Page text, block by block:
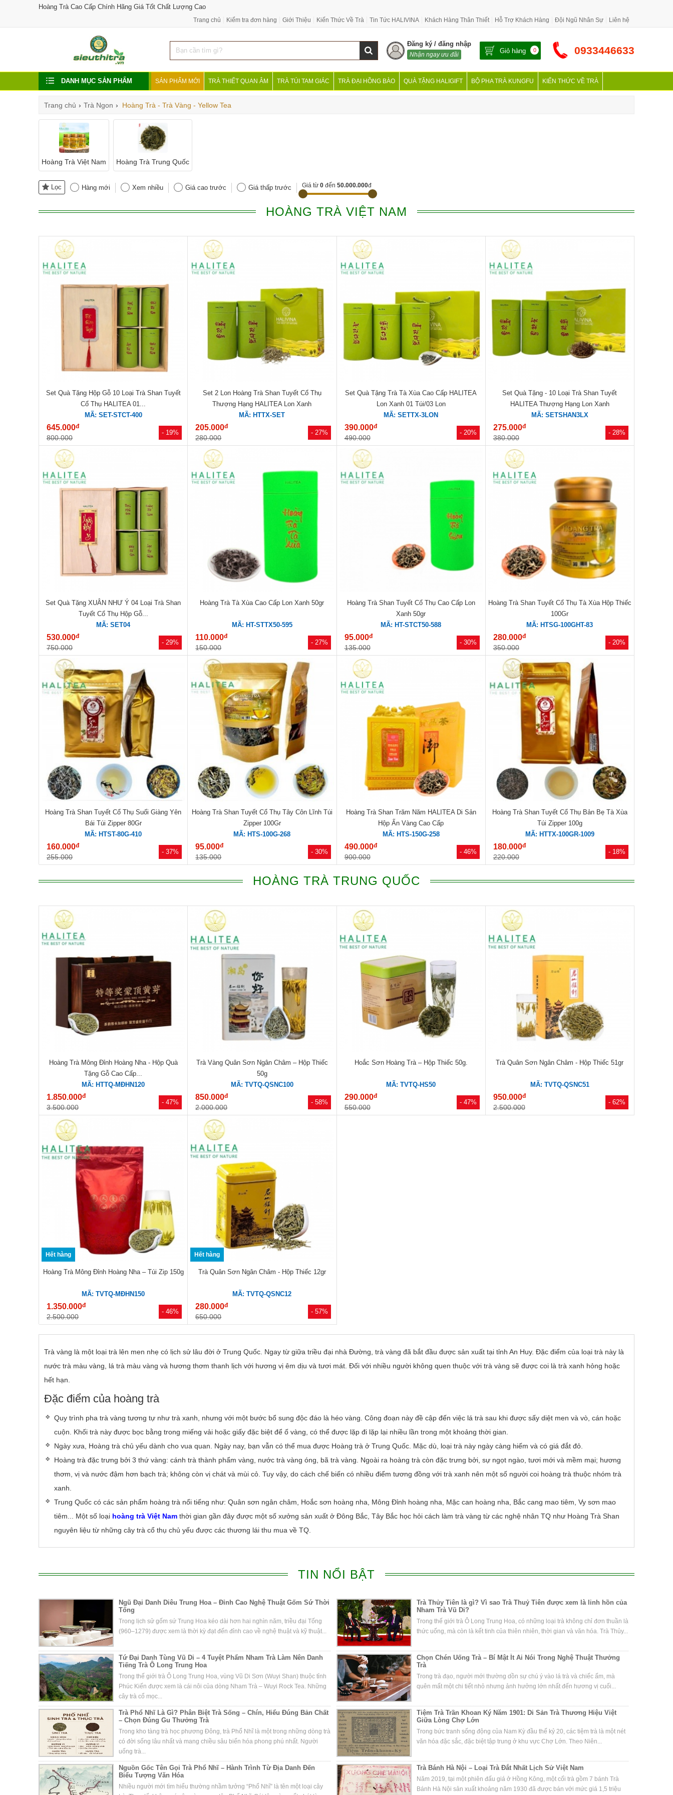
Hoàng Trà Cao Cấp Chính Hãng Giá Tốt Chất Lượng Cao
Trang chủ Kiểm tra đơn hàng Giới Thiệu Kiến Thức Về Trà Tin Tức HALIVINA Khách Hàng Thân Thiết Hỗ Trợ Khách Hàng Đội Ngũ Nhân Sự Liên hệ
Đăng ký / đăng nhập
Nhận ngay ưu đãi Giỏ hàng 0 0933446633
DANH MỤC SẢN PHẨM SẢN PHẨM MỚI TRÀ THIẾT QUAN ÂM TRÀ TÚI TAM GIÁC TRÀ ĐẠI HỒNG BÀO QUÀ TẶNG HALIGIFT BỘ PHA TRÀ KUNGFU KIẾN THỨC VỀ TRÀ
Trang chủ › Trà Ngon › Hoàng Trà - Trà Vàng - Yellow Tea
Hoàng Trà Việt Nam Hoàng Trà Trung Quốc
Lọc Hàng mới Xem nhiều Giá cao trước Giá thấp trước Giá từ 0 đến 50.000.000đ
HOÀNG TRÀ VIỆT NAM
- 19%
Set Quà Tặng Hộp Gỗ 10 Loại Trà Shan Tuyết
Cổ Thụ HALITEA 01...
MÃ: SET-STCT-400
645.000đ
800.000
- 27%
Set 2 Lon Hoàng Trà Shan Tuyết Cổ Thụ
Thượng Hạng HALITEA Lon Xanh
MÃ: HTTX-SET
205.000đ
280.000
- 20%
Set Quà Tặng Trà Tà Xùa Cao Cấp HALITEA
Lon Xanh 01 Túi/03 Lon
MÃ: SETTX-3LON
390.000đ
490.000
- 28%
Set Quà Tặng - 10 Loại Trà Shan Tuyết
HALITEA Thượng Hạng Lon Xanh
MÃ: SETSHAN3LX
275.000đ
380.000
- 29%
Set Quà Tặng XUÂN NHƯ Ý 04 Loại Trà Shan
Tuyết Cổ Thụ Hộp Gỗ...
MÃ: SET04
530.000đ
750.000
- 27%
Hoàng Trà Tà Xùa Cao Cấp Lon Xanh 50gr
MÃ: HT-STTX50-595
110.000đ
150.000
- 30%
Hoàng Trà Shan Tuyết Cổ Thụ Cao Cấp Lon
Xanh 50gr
MÃ: HT-STCT50-588
95.000đ
135.000
- 20%
Hoàng Trà Shan Tuyết Cổ Thụ Tà Xùa Hộp Thiếc
100Gr
MÃ: HTSG-100GHT-83
280.000đ
350.000
- 37%
Hoàng Trà Shan Tuyết Cổ Thụ Suối Giàng Yên
Bái Túi Zipper 80Gr
MÃ: HTST-80G-410
160.000đ
255.000
- 30%
Hoàng Trà Shan Tuyết Cổ Thụ Tây Côn Lĩnh Túi
Zipper 100Gr
MÃ: HTS-100G-268
95.000đ
135.000
- 46%
Hoàng Trà Shan Trăm Năm HALITEA Di Sản
Hộp Ấn Vàng Cao Cấp
MÃ: HTS-150G-258
490.000đ
900.000
- 18%
Hoàng Trà Shan Tuyết Cổ Thụ Bản Bẹ Tà Xùa
Túi Zipper 100g
MÃ: HTTX-100GR-1009
180.000đ
220.000
HOÀNG TRÀ TRUNG QUỐC
- 47%
Hoàng Trà Mông Đỉnh Hoàng Nha - Hộp Quà
Tặng Gỗ Cao Cấp...
MÃ: HTTQ-MĐHN120
1.850.000đ
3.500.000
- 58%
Trà Vàng Quân Sơn Ngân Châm – Hộp Thiếc
50g
MÃ: TVTQ-QSNC100
850.000đ
2.000.000
- 47%
Hoắc Sơn Hoàng Trà – Hộp Thiếc 50g.
MÃ: TVTQ-HS50
290.000đ
550.000
- 62%
Trà Quân Sơn Ngân Châm - Hộp Thiếc 51gr
MÃ: TVTQ-QSNC51
950.000đ
2.500.000
- 46%
Hết hàng
Hoàng Trà Mông Đỉnh Hoàng Nha – Túi Zip 150g
MÃ: TVTQ-MĐHN150
1.350.000đ
2.500.000
- 57%
Hết hàng
Trà Quân Sơn Ngân Châm - Hộp Thiếc 12gr
MÃ: TVTQ-QSNC12
280.000đ
650.000
Trà vàng là một loại trà lên men nhẹ có lịch sử lâu đời ở Trung Quốc. Ngay từ giữa triều đại nhà Đường, trà vàng đã bắt đầu được sản xuất tại tỉnh An Huy. Đặc điểm của loại trà này là
nước trà màu vàng, lá trà màu vàng và hương thơm thanh lịch với hương vị êm dịu và tươi mát. Đối với nhiều người không quen thuộc với trà vàng sẽ được coi là trà xanh hỏng hoặc
hết hạn.
Đặc điểm của hoàng trà
Quy trình pha trà vàng tương tự như trà xanh, nhưng với một bước bổ sung độc đáo là héo vàng. Công đoạn này đề cập đến việc lá trà sau khi được sấy diệt men và vò, cán hoặc
cuộn. Khối trà này được bọc bằng trong miếng vải hoặc giấy đặc biệt để ố vàng, có thể được lặp đi lặp lại nhiều lần trong một khoảng thời gian.
Ngày xưa, Hoàng trà chủ yếu dành cho vua quan. Ngày nay, bạn vẫn có thể mua được Hoàng trà ở Trung Quốc. Mặc dù, loại trà này ngày càng hiếm và có giá đắt đỏ.
Hoàng trà đặc trưng bởi 3 thứ vàng: cánh trà thành phẩm vàng, nước trà vàng óng, bã trà vàng. Ngoài ra hoàng trà còn đặc trưng bởi, sự ngọt ngào, tươi mới và mềm mại; hương
thơm, vị và nước đậm hơn bạch trà; không còn vị chát và mùi cỏ. Tuy vậy, do cách chế biến có nhiều điểm tương đồng với trà xanh nên một số người coi hoàng trà thuộc nhóm trà
xanh.
Trung Quốc có các sản phẩm hoàng trà nổi tiếng như: Quân sơn ngân châm, Hoắc sơn hoàng nha, Mông Đỉnh hoàng nha, Mặc can hoàng nha, Bắc cang mao tiêm, Vy sơn mao
tiêm... Một số loại hoàng trà Việt Nam thời gian gần đây được một số xưởng sản xuất ở Đông Bắc, Tây Bắc học hỏi cách làm trà vàng từ các nghệ nhân TQ như Hoàng Trà Shan
nguyên liệu từ những cây trà cổ thụ chủ yếu được các thương lái thu mua về TQ.
TIN NỔI BẬT
Ngũ Đại Danh Diêu Trung Hoa – Đỉnh Cao Nghệ Thuật Gốm Sứ Thời
Tống
Trong lịch sử gốm sứ Trung Hoa kéo dài hơn hai nghìn năm, triều đại Tống
(960–1279) được xem là thời kỳ đạt đến đỉnh cao về nghệ thuật và kỹ thuật...
Trà Thủy Tiên là gì? Vì sao Trà Thuỷ Tiên được xem là linh hồn của
Nham Trà Vũ Di?
Trong thế giới trà Ô Long Trung Hoa, có những loại trà không chỉ đơn thuần là
thức uống, mà còn là kết tinh của thiên nhiên, thời gian và văn hóa. Trà Thủy...
Tứ Đại Danh Tùng Vũ Di – 4 Tuyệt Phẩm Nham Trà Làm Nên Danh
Tiếng Trà Ô Long Trung Hoa
Trong thế giới trà Ô Long Trung Hoa, vùng Vũ Di Sơn (Wuyi Shan) thuộc tỉnh
Phúc Kiến được xem là cái nôi của dòng Nham Trà – Wuyi Rock Tea. Những
cây trà cổ mọc...
Chọn Chén Uống Trà – Bí Mật Ít Ai Nói Trong Nghệ Thuật Thưởng
Trà
Trong trà đạo, người mới thường dồn sự chú ý vào lá trà và chiếc ấm, mà
quên mất một chi tiết nhỏ nhưng ảnh hưởng lớn nhất đến hương vị cuối...
Trà Phổ Nhĩ Là Gì? Phân Biệt Trà Sống – Chín, Hiểu Đúng Bản Chất
– Chọn Đúng Gu Thưởng Trà
Trong kho tàng trà học phương Đông, trà Phổ Nhĩ là một trong những dòng trà
có đời sống lâu nhất và mang chiều sâu biến hóa phong phú nhất. Người
uống trà...
Tiệm Trà Trần Khoan Ký Năm 1901: Di Sản Trà Thương Hiệu Việt
Giữa Lòng Chợ Lớn
Trong bức tranh sống động của Nam Kỳ đầu thế kỷ 20, các tiệm trà là một nét
văn hóa đặc sắc, đặc biệt tập trung ở khu vực Chợ Lớn. Theo Niên...
Nguồn Gốc Tên Gọi Trà Phổ Nhĩ – Hành Trình Từ Địa Danh Đến
Biểu Tượng Văn Hóa
Nhiều người mới tìm hiểu thường nhầm tưởng “Phổ Nhĩ” là tên một loại cây
Trà Bánh Hà Nội – Loại Trà Đắt Nhất Lịch Sử Việt Nam
Năm 2019, tại một phiên đấu giá ở Hồng Kông, một cối trà gồm 7 bánh Trà
Bánh Hà Nội sản xuất khoảng năm 1930 đã được bán với mức giá 1,5 triệu